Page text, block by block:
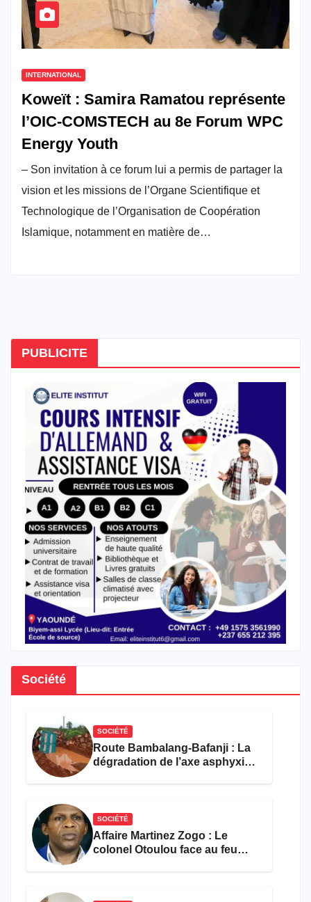
INTERNATIONAL
Koweït : Samira Ramatou représente
l’OIC-COMSTECH au 8e Forum WPC
Energy Youth
– Son invitation à ce forum lui a permis de partager la
vision et les missions de l’Organe Scientifique et
Technologique de l’Organisation de Coopération
Islamique, notamment en matière de…
PUBLICITE
Société
SOCIÉTÉ
Route Bambalang-Bafanji : La
dégradation de l’axe asphyxie
SOCIÉTÉ
Affaire Martinez Zogo : Le
colonel Otoulou face au feu